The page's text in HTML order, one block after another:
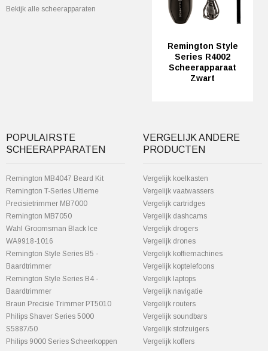
Bekijk alle scheerapparaten
Remington Style
Series R4002
Scheerapparaat
Zwart
POPULAIRSTE
SCHEERAPPARATEN
Remington MB4047 Beard Kit
Remington T-Series Ultieme
Precisietrimmer MB7000
Remington MB7050
Wahl Groomsman Black Ice
WA9918-1016
Remington Style Series B5 -
Baardtrimmer
Remington Style Series B4 -
Baardtrimmer
Braun Precisie Trimmer PT5010
Philips Shaver Series 5000
S5887/50
Philips 9000 Series Scheerkoppen
VERGELIJK ANDERE
PRODUCTEN
Vergelijk koelkasten
Vergelijk vaatwassers
Vergelijk cartridges
Vergelijk dashcams
Vergelijk drogers
Vergelijk drones
Vergelijk koffiemachines
Vergelijk koptelefoons
Vergelijk laptops
Vergelijk navigatie
Vergelijk routers
Vergelijk soundbars
Vergelijk stofzuigers
Vergelijk koffers